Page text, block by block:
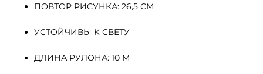
ПОВТОР РИСУНКА: 26,5 СМ
УСТОЙЧИВЫ К СВЕТУ
ДЛИНА РУЛОНА: 10 М